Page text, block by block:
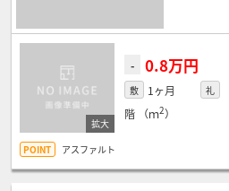
- 0.8万円
敷 1ヶ月 礼
階 （ｍ2）
アスファルト